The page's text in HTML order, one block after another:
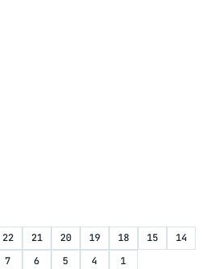
22 21 20 19 18 15
14
7 6 5 4 1